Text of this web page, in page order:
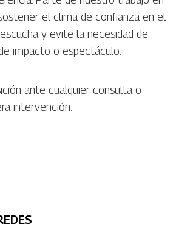
el clima de confianza en el
y evite la necesidad de
impacto o espectáculo.
ante cualquier consulta o
intervención.